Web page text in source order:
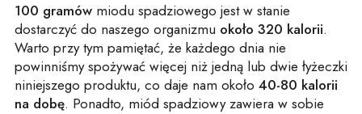
100 gramów miodu spadziowego jest w stanie
dostarczyć do naszego organizmu około 320 kalorii.
Warto przy tym pamiętać, że każdego dnia nie
powinniśmy spożywać więcej niż jedną lub dwie łyżeczki
niniejszego produktu, co daje nam około 40-80 kalorii
na dobę. Ponadto, miód spadziowy zawiera w sobie